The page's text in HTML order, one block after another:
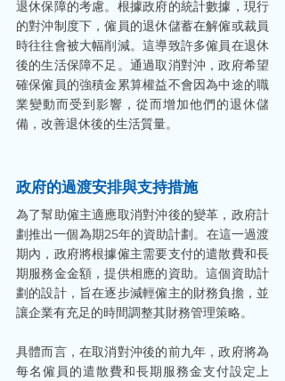
退休保障的考慮。根據政府的統計數據，現行
的對沖制度下，僱員的退休儲蓄在解僱或裁員
時往往會被大幅削減。這導致許多僱員在退休
後的生活保障不足。通過取消對沖，政府希望
確保僱員的強積金累算權益不會因為中途的職
業變動而受到影響，從而增加他們的退休儲
備，改善退休後的生活質量。
政府的過渡安排與支持措施
為了幫助僱主適應取消對沖後的變革，政府計
劃推出一個為期25年的資助計劃。在這一過渡
期內，政府將根據僱主需要支付的遣散費和長
期服務金金額，提供相應的資助。這個資助計
劃的設計，旨在逐步減輕僱主的財務負擔，並
讓企業有充足的時間調整其財務管理策略。
具體而言，在取消對沖後的前九年，政府將為
每名僱員的遣散費和長期服務金支付設定上